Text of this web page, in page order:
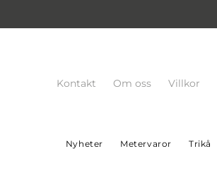
Kontakt Om oss Villkor
Nyheter Metervaror Trikå